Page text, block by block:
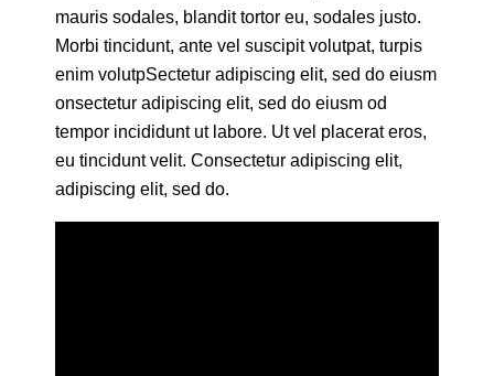
mauris sodales, blandit tortor eu, sodales justo.
Morbi tincidunt, ante vel suscipit volutpat, turpis
enim volutpSectetur adipiscing elit, sed do eiusm
onsectetur adipiscing elit, sed do eiusm od
tempor incididunt ut labore. Ut vel placerat eros,
eu tincidunt velit. Consectetur adipiscing elit,
adipiscing elit, sed do.